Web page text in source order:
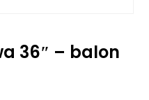
36″ – balon